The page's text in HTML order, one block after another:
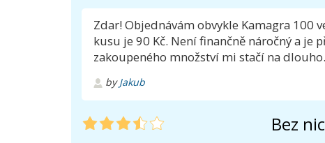
Zdar! Objednávám obvykle Kamagra 100
kusu je 90 Kč. Není finančně náročný a
zakoupeného množství mi stačí na
byJakub
Bez